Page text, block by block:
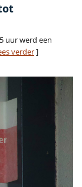
uur werd een
verder]